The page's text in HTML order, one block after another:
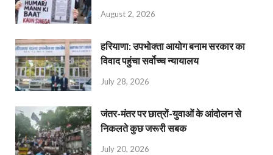
August 2, 2026
हरियाणा: उपभोक्ता आयोग बनाम सरकार का
विवाद पहुंचा सर्वोच्च न्यायालय
July 28, 2026
जंतर-मंतर पर छात्रों-युवाओं के आंदोलन से
निकलते कुछ जरूरी सबक
July 20, 2026